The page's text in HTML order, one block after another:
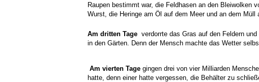
Raupen bestimmt war, die Feldhasen an den Bleiwolken
Wurst, die Heringe am Öl auf dem Meerund an dem Müll
Am dritten Tage verdorrte das Gras auf den Feldern und
in den Gärten.
Denn der Mensch machte das Wetter
Am vierten Tage gingen drei von vier Milliarden
hatte, denn einer hatte vergessen, die Behälter zu